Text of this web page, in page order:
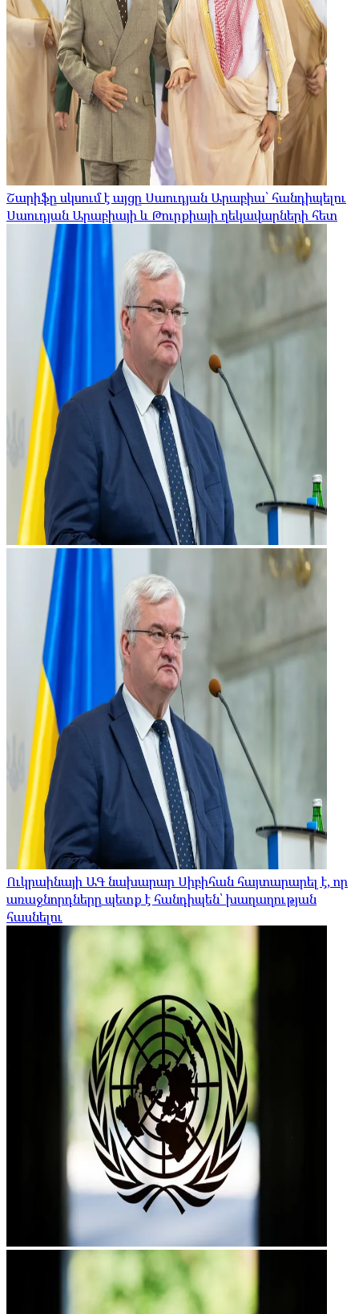
Շարիֆը սկսում է այցը Սաուդյան Արաբիա՝ հանդիպելու
Սաուդյան Արաբիայի և Թուրքիայի ղեկավարների հետ
Ուկրաինայի ԱԳ նախարար Սիբիհան հայտարարել է, որ
առաջնորդները պետք է հանդիպեն՝ խաղաղության
հասնելու